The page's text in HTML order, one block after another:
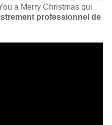
a Merry Christmas qui
professionnel de